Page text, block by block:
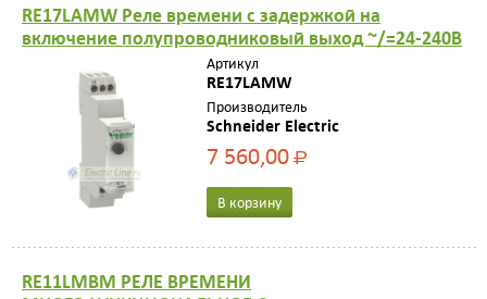
RE17LAMW Реле времени с задержкой на
включение полупроводниковый выход ~/=24-240В
Артикул
RE17LAMW
Производитель
Schneider Electric
7 560,00Р
В корзину
RE11LMBM РЕЛЕ ВРЕМЕНИ